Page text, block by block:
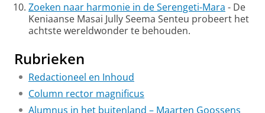
Zoeken naar harmonie in de Serengeti-Mara - De
Keniaanse Masai Jully Seema Senteu probeert het
achtste wereldwonder te behouden.
Rubrieken
Redactioneel en Inhoud
Column rector magnificus
Alumnus in het buitenland – Maarten Goossens